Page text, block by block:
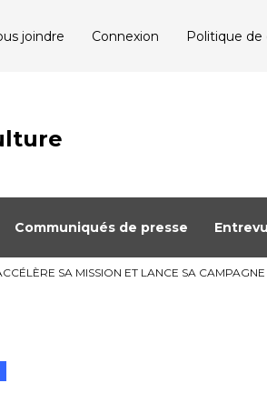
joindre Connexion Politique de
Communiqués de presse
SA MISSION ET LANCE SA